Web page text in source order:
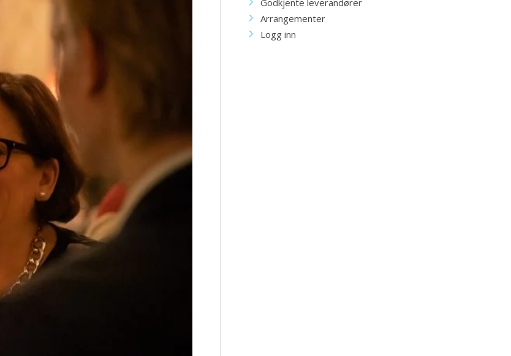
Godkjente leverandører
Arrangementer
Logg inn